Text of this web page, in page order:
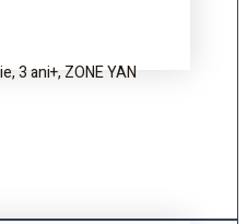
3 ani+, ZONE YAN